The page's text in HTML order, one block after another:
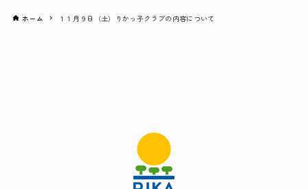
ホーム １１月９日（土）りかっ子クラブの内容について